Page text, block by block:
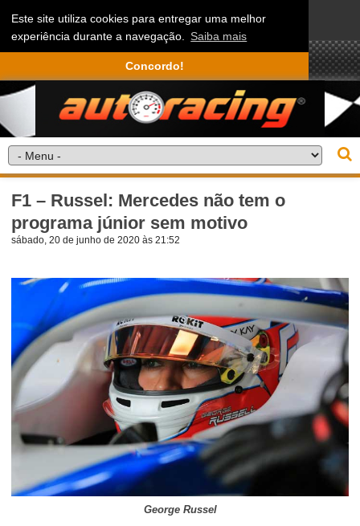
Este site utiliza cookies para entregar uma melhor
experiência durante a navegação. Saiba mais
Concordo!
F1 – Russel: Mercedes não tem o
programa júnior sem motivo
sábado, 20 de junho de 2020 às 21:52
George Russel